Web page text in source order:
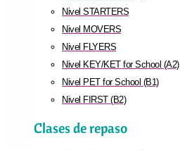
Nivel STARTERS
Nivel MOVERS
Nivel FLYERS
Nivel KEY/KET for School (A2)
Nivel PET for School (B1)
Nivel FIRST (B2)
Clases de repaso